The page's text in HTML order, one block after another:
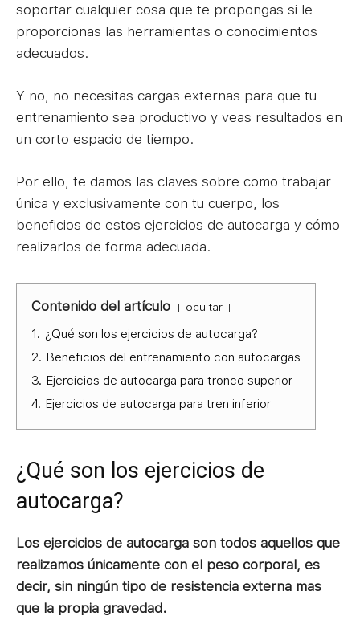
soportar cualquier cosa que te propongas si le
proporcionas las herramientas o conocimientos
adecuados.
Y no, no necesitas cargas externas para que tu
entrenamiento sea productivo y veas resultados en
un corto espacio de tiempo.
Por ello, te damos las claves sobre como trabajar
única y exclusivamente con tu cuerpo, los
beneficios de estos ejercicios de autocarga y cómo
realizarlos de forma adecuada.
Contenido del artículo ocultar
1. ¿Qué son los ejercicios de autocarga?
2. Beneficios del entrenamiento con autocargas
3. Ejercicios de autocarga para tronco superior
4. Ejercicios de autocarga para tren inferior
¿Qué son los ejercicios de
autocarga?
Los ejercicios de autocarga son todos aquellos que
realizamos únicamente con el peso corporal, es
decir, sin ningún tipo de resistencia externa mas
que la propia gravedad.